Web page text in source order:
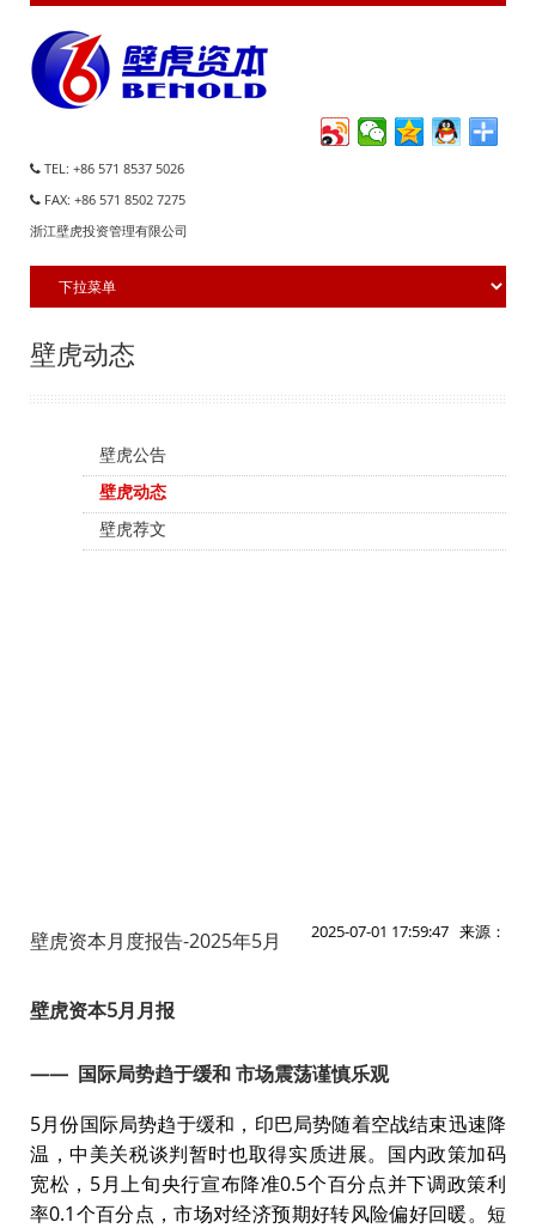
TEL: +86 571 8537 5026
FAX: +86 571 8502 7275
浙江壁虎投资管理有限公司
壁虎动态
壁虎公告
壁虎动态
壁虎荐文
壁虎资本月度报告-2025年5月 2025-07-01 17:59:47 来源：
壁虎资本5月月报
—— 国际局势趋于缓和 市场震荡谨慎乐观
5月份国际局势趋于缓和，印巴局势随着空战结束迅速降
温，中美关税谈判暂时也取得实质进展。国内政策加码
宽松，5月上旬央行宣布降准0.5个百分点并下调政策利
率0.1个百分点，市场对经济预期好转风险偏好回暖。短